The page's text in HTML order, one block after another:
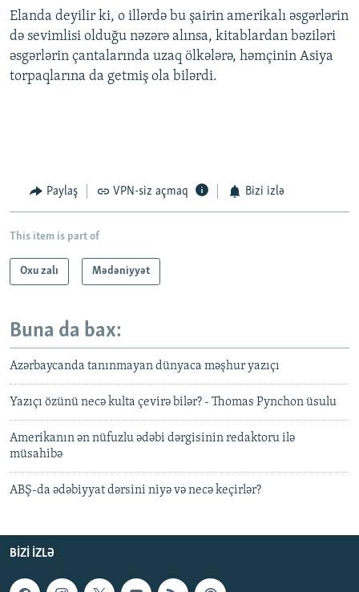
Elanda deyilir ki, o illərdə bu şairin amerikalı əsgərlərin
də sevimlisi olduğu nəzərə alınsa, kitablardan bəziləri
əsgərlərin çantalarında uzaq ölkələrə, həmçinin Asiya
torpaqlarına da getmiş ola bilərdi.
Paylaş VPN-siz açmaq Bizi izlə
This item is part of
Oxu zalı Mədəniyyət
Buna da bax:
Azərbaycanda tanınmayan dünyaca məşhur yazıçı
Yazıçı özünü necə kulta çevirə bilər? - Thomas Pynchon üsulu
Amerikanın ən nüfuzlu ədəbi dərgisinin redaktoru ilə
müsahibə
ABŞ-da ədəbiyyat dərsini niyə və necə keçirlər?
BIZI IZLƏ